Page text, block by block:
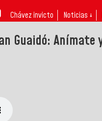
Chávez invicto Noticias ↓
Guaidó: